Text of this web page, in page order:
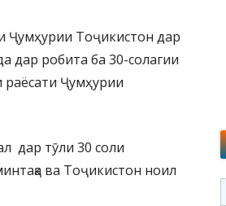
Ҷумҳурии Тоҷикистон дар
дар робита ба 30-солагии
Ҷумҳурии
дар тӯли 30 соли
ва Тоҷикистон ноил